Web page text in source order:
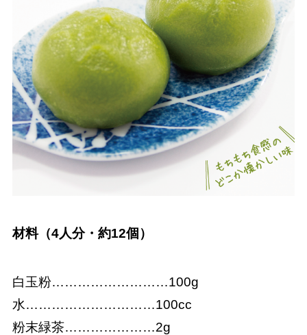
材料（4人分・約12個）
白玉粉………………………100g
水…………………………100cc
粉末緑茶…………………2g